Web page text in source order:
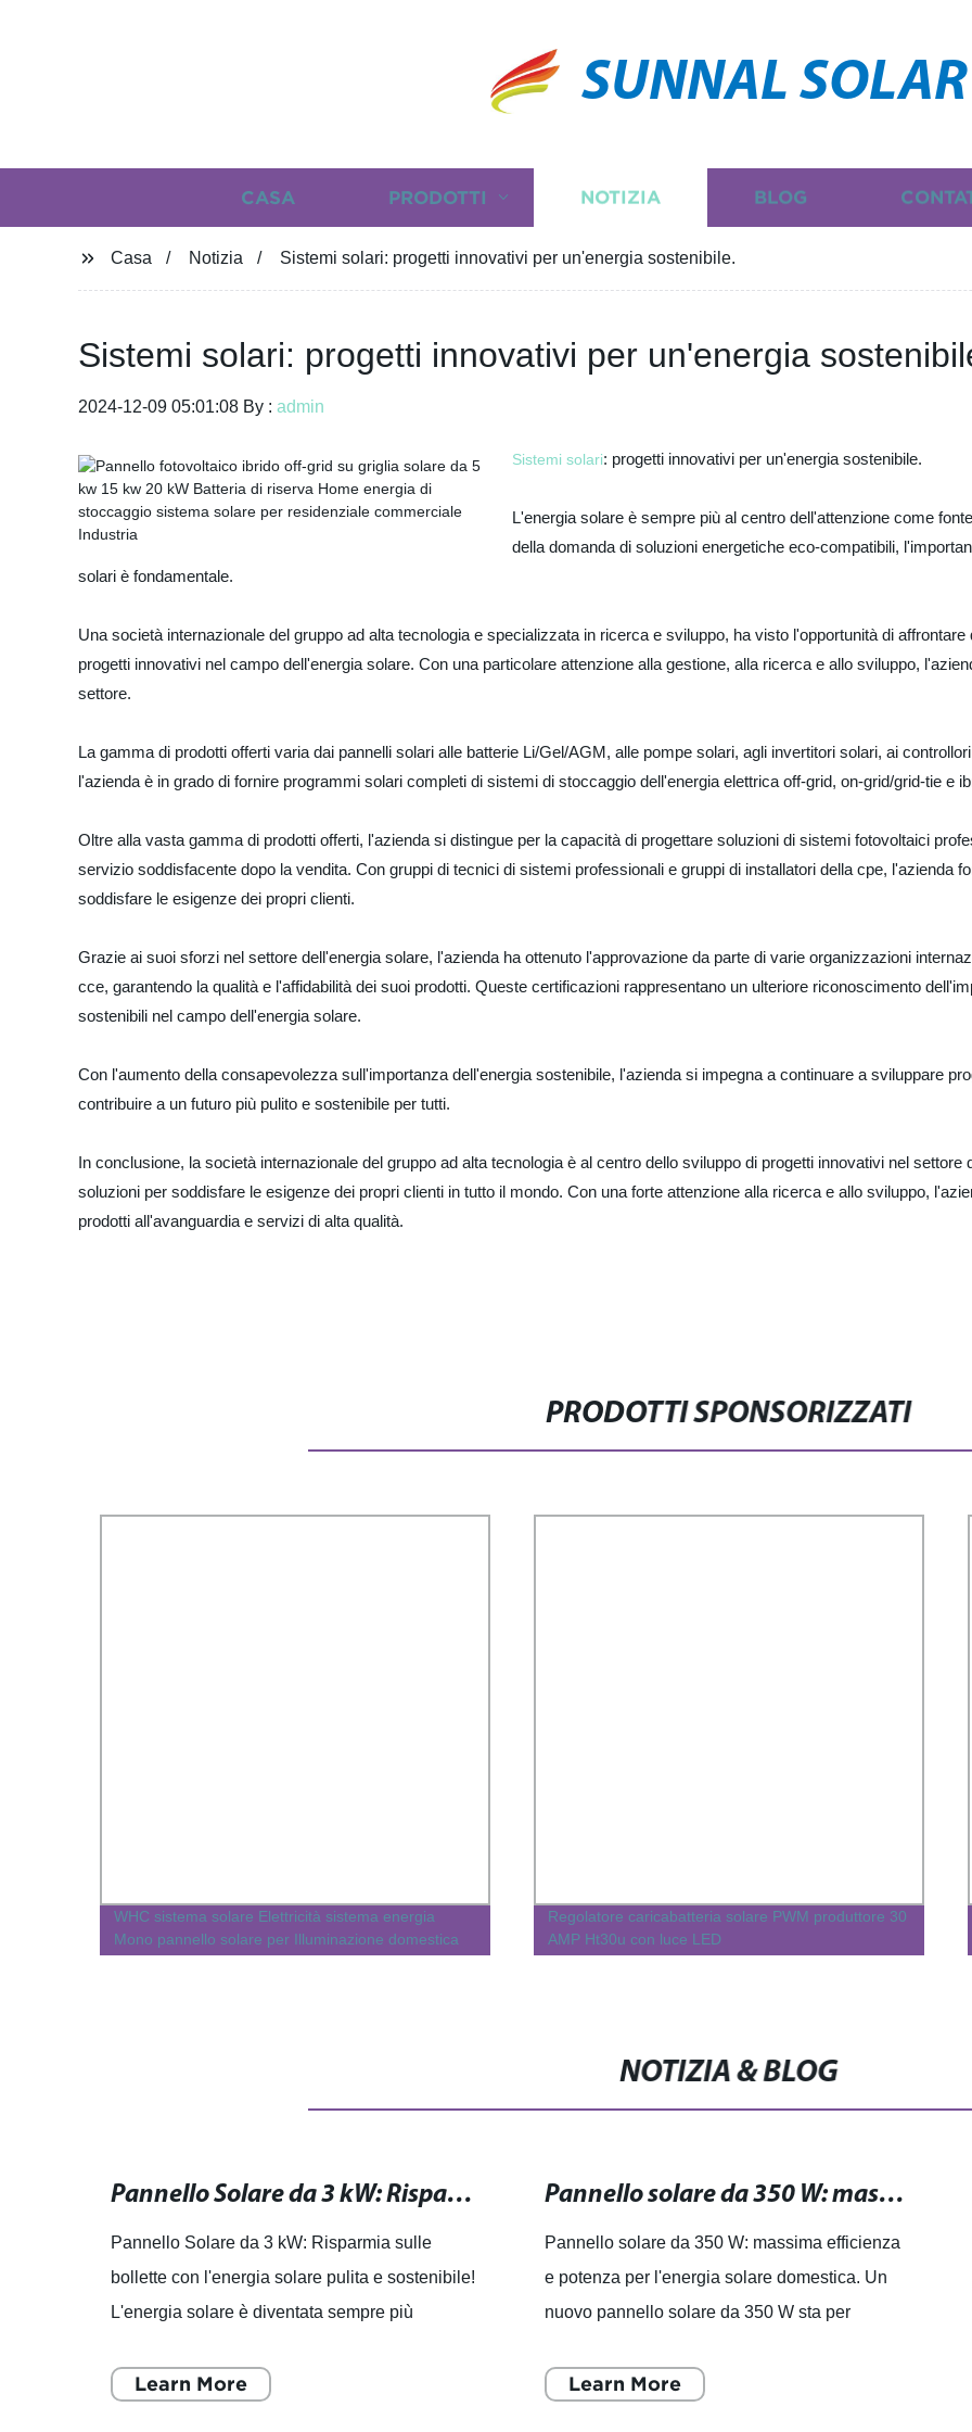
SUNNAL SOLAR
CASA PRODOTTI NOTIZIA BLOG
Casa Notizia Sistemi solari: progetti innovativi per un'energia sostenibile.
Sistemi solari: progetti innovativi per un'energia
2024-12-09 05:01:08 By : admin
Sistemi solari: progetti innovativi per un'energia sostenibile.
L'energia solare è sempre più al centro dell'attenzione come
della domanda di soluzioni energetiche eco-compatibili,
solari è fondamentale.
Una società internazionale del gruppo ad alta tecnologia e specializzata in ricerca e sviluppo, ha visto l'opportunità di
progetti innovativi nel campo dell'energia solare. Con una particolare attenzione alla gestione, alla ricerca e allo sviluppo,
settore.
La gamma di prodotti offerti varia dai pannelli solari alle batterie Li/Gel/AGM, alle pompe solari, agli invertitori solari, ai
l'azienda è in grado di fornire programmi solari completi di sistemi di stoccaggio dell'energia elettrica off-grid, on-grid/grid-tie e
Oltre alla vasta gamma di prodotti offerti, l'azienda si distingue per la capacità di progettare soluzioni di sistemi fotovoltaici
servizio soddisfacente dopo la vendita. Con gruppi di tecnici di sistemi professionali e gruppi di installatori della cpe, l'azienda
soddisfare le esigenze dei propri clienti.
Grazie ai suoi sforzi nel settore dell'energia solare, l'azienda ha ottenuto l'approvazione da parte di varie organizzazioni
cce, garantendo la qualità e l'affidabilità dei suoi prodotti. Queste certificazioni rappresentano un ulteriore riconoscimento
sostenibili nel campo dell'energia solare.
Con l'aumento della consapevolezza sull'importanza dell'energia sostenibile, l'azienda si impegna a continuare a sviluppare
contribuire a un futuro più pulito e sostenibile per tutti.
In conclusione, la società internazionale del gruppo ad alta tecnologia è al centro dello sviluppo di progetti innovativi nel
soluzioni per soddisfare le esigenze dei propri clienti in tutto il mondo. Con una forte attenzione alla ricerca e allo sviluppo,
prodotti all'avanguardia e servizi di alta qualità.
PRODOTTI SPONSORIZZATI
WHC sistema solare Elettricità sistema energia
Mono pannello solare per Illuminazione domestica
Regolatore caricabatteria solare PWM produttore 30
AMP Ht30u con luce LED
NOTIZIA & BLOG
Pannello Solare da 3 kW: Risparmia sulle bollette con l'energia solare pulita e sostenibile!
Pannello Solare da 3 kW: Risparmia sulle
bollette con l'energia solare pulita e sostenibile!
L'energia solare è diventata sempre più
sostenibile. Con l'aumen
Learn More
Pannello solare da 350 W: massima efficienza e potenza per l'energia solare domestica.
Pannello solare da 350 W: massima efficienza
e potenza per l'energia solare domestica. Un
nuovo pannello solare da 350 W sta per
domestica. Questo pannell
Learn More